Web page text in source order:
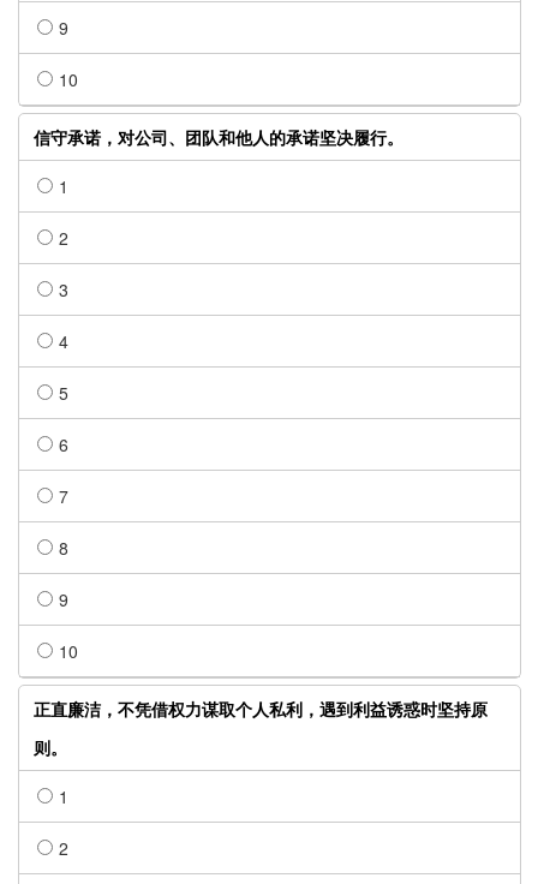
9
10
信守承诺，对公司、团队和他人的承诺坚决履行。
1
2
3
4
5
6
7
8
9
10
正直廉洁，不凭借权力谋取个人私利，遇到利益诱惑时坚持原
则。
1
2